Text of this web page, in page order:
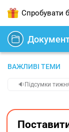
Спробувати
ВАЖЛИВІ ТЕМИ
🔉Підсумки